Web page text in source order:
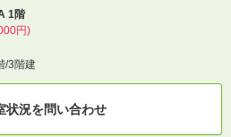
1階
円)
/3階建
状況を問い合わせ